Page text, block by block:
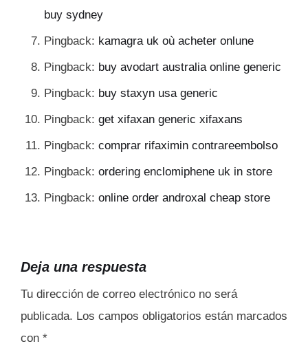
buy sydney
Pingback: kamagra uk où acheter onlune
Pingback: buy avodart australia online generic
Pingback: buy staxyn usa generic
Pingback: get xifaxan generic xifaxans
Pingback: comprar rifaximin contrareembolso
Pingback: ordering enclomiphene uk in store
Pingback: online order androxal cheap store
Deja una respuesta
Tu dirección de correo electrónico no será
publicada. Los campos obligatorios están marcados
con *